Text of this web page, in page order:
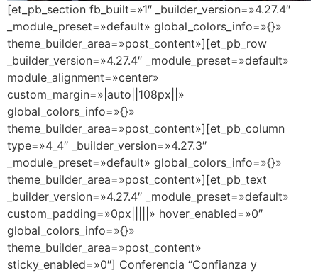
[et_pb_section fb_built=»1″ _builder_version=»4.27.4″
_module_preset=»default» global_colors_info=»{}»
theme_builder_area=»post_content»][et_pb_row
_builder_version=»4.27.4″ _module_preset=»default»
module_alignment=»center»
custom_margin=»|auto||108px||»
global_colors_info=»{}»
theme_builder_area=»post_content»][et_pb_column
type=»4_4″ _builder_version=»4.27.3″
_module_preset=»default» global_colors_info=»{}»
theme_builder_area=»post_content»][et_pb_text
_builder_version=»4.27.4″ _module_preset=»default»
custom_padding=»0px|||||» hover_enabled=»0″
global_colors_info=»{}»
theme_builder_area=»post_content»
sticky_enabled=»0″] Conferencia “Confianza y